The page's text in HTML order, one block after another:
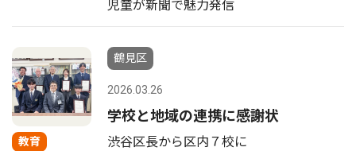
児童が新聞で魅力発信
教育
鶴見区
2026.03.26
学校と地域の連携に感謝状
渋谷区長から区内７校に